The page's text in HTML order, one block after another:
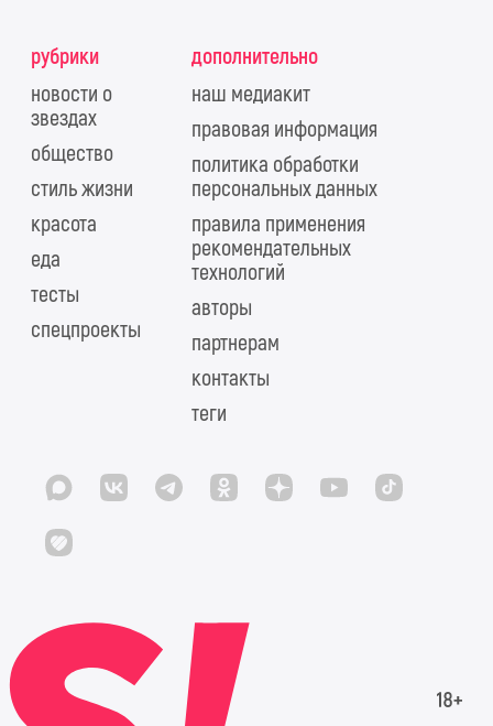
рубрики
новости о
звездах
общество
стиль жизни
красота
еда
тесты
спецпроекты
дополнительно
наш медиакит
правовая информация
политика обработки
персональных данных
правила применения
рекомендательных
технологий
авторы
партнерам
контакты
теги